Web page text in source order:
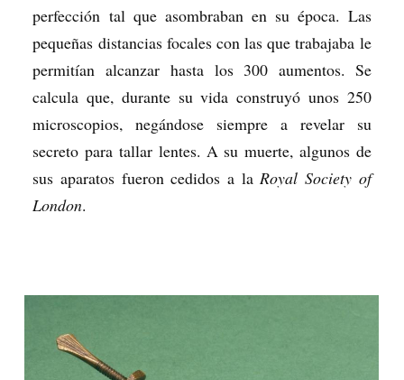
perfección tal que asombraban en su época. Las
pequeñas distancias focales con las que trabajaba le
permitían alcanzar hasta los 300 aumentos. Se
calcula que, durante su vida construyó unos 250
microscopios, negándose siempre a revelar su
secreto para tallar lentes. A su muerte, algunos de
sus aparatos fueron cedidos a la Royal Societyof
London.